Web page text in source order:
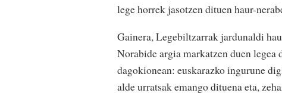
lege horrek jasotzen dituen haur-
Gainera, Legebiltzarrak jardunaldi
Norabide argia markatzen duen
dagokionean: euskarazko ingurune
alde urratsak emango dituena eta,